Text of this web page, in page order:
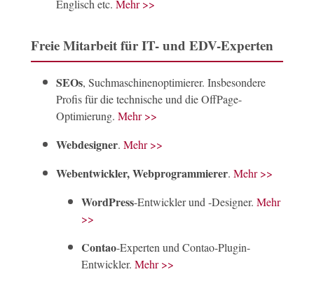
Englisch etc. Mehr >>
Freie Mitarbeit für IT- und EDV-Experten
SEOs, Suchmaschinenoptimierer. Insbesondere
Profis für die technische und die OffPage-
Optimierung. Mehr >>
Webdesigner. Mehr >>
Webentwickler, Webprogrammierer. Mehr >>
WordPress-Entwickler und -Designer. Mehr
>>
Contao-Experten und Contao-Plugin-
Entwickler. Mehr >>